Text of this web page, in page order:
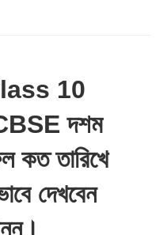
10
দশম
কত তারিখে
দেখবেন